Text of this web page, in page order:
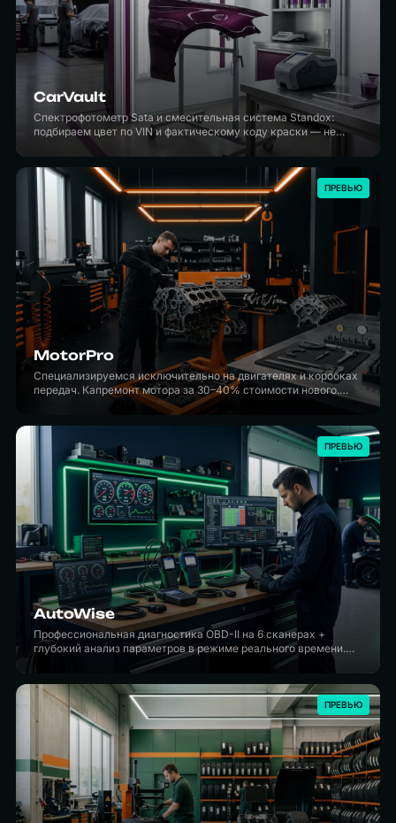
CarVault
Спектрофотометр Sata и смесительная система Standox:
подбираем цвет по VIN и фактическому коду краски — не
«примерно похоже», а неразличимо с соседними панелями.
Страховые случаи КАСКО — без доплат.
ПРЕВЬЮ
MotorPro
Специализируемся исключительно на двигателях и коробках
передач. Капремонт мотора за 30–40% стоимости нового.
Диагностика на нашем стенде покажет, что выгоднее: ремонт
ПРЕВЬЮ
AutoWise
Профессиональная диагностика OBD-II на 6 сканерах +
глубокий анализ параметров в режиме реального времени.
Чип-тюнинг с дорожным тестом на диностенде — не «на
ПРЕВЬЮ